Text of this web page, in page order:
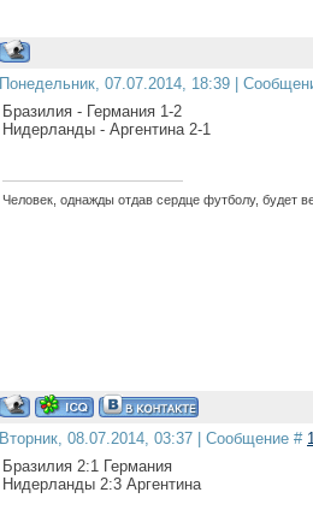
Понедельник, 07.07.2014, 18:39 |
Бразилия - Германия 1-2
Нидерланды - Аргентина 2-1
Человек, однажды отдав сердце футболу, будет
Вторник, 08.07.2014, 03:37 | Сообщение #
Бразилия 2:1 Германия
Нидерланды 2:3 Аргентина